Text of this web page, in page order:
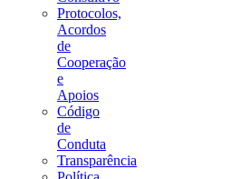
Protocolos,
Acordos
de
Cooperação
e
Apoios
Código
de
Conduta
Transparência